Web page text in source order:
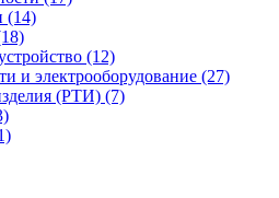
(14)
(12)
и электрооборудование (27)
(РТИ) (7)